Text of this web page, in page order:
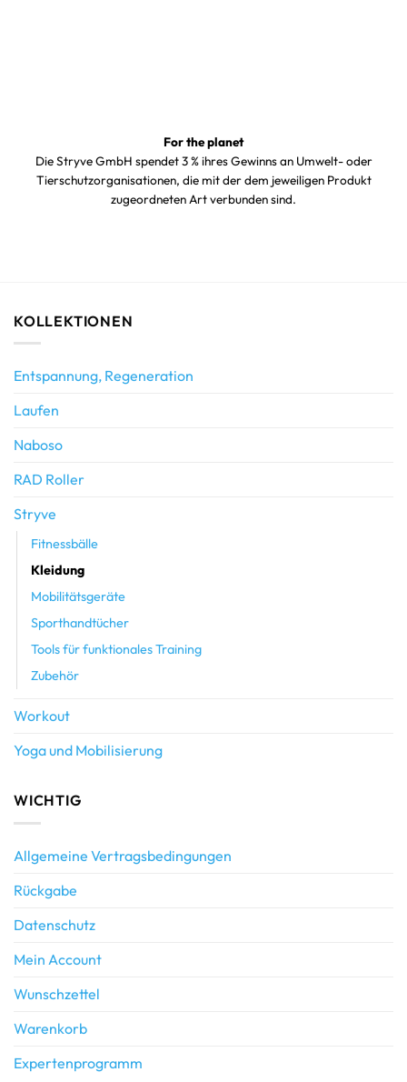
For the planet
Die Stryve GmbH spendet 3 % ihres Gewinns an Umwelt- oder
Tierschutzorganisationen, die mit der dem jeweiligen Produkt
zugeordneten Art verbunden sind.
KOLLEKTIONEN
Entspannung, Regeneration
Laufen
Naboso
RAD Roller
Stryve
Fitnessbälle
Kleidung
Mobilitätsgeräte
Sporthandtücher
Tools für funktionales Training
Zubehör
Workout
Yoga und Mobilisierung
WICHTIG
Allgemeine Vertragsbedingungen
Rückgabe
Datenschutz
Mein Account
Wunschzettel
Warenkorb
Expertenprogramm